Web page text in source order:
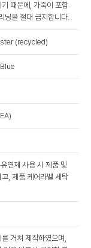
때문에, 가죽이 포함
닝을 절대 금지합니다.
(recycled)
연제 사용 시 제품 및
, 제품 케어라벨 세탁
거쳐 제작하였으며,